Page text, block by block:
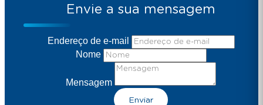
Envie a sua mensagem
Endereço de e-mail
Nome
Mensagem
Enviar